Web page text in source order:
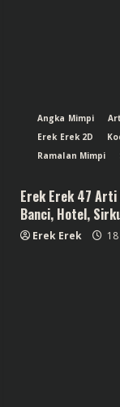
Angka Mimpi
Erek Erek 2D
Ramalan Mimpi
Erek Erek 47 Arti
Banci, Hotel,
Erek Erek